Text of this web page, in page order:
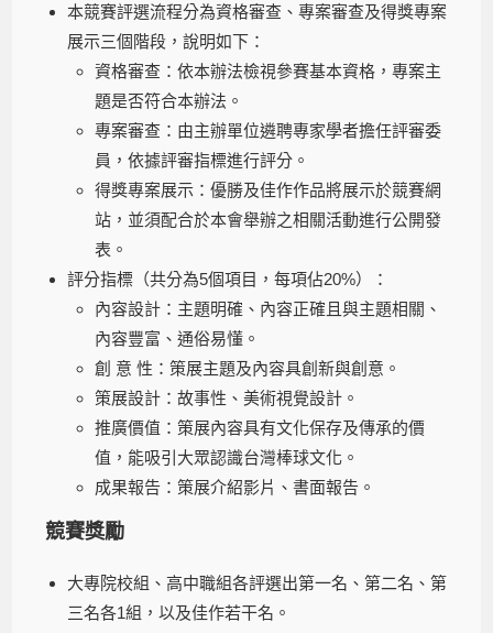
本競賽評選流程分為資格審查、專案審查及得獎專案
展示三個階段，說明如下：
資格審查：依本辦法檢視參賽基本資格，專案主
題是否符合本辦法。
專案審查：由主辦單位遴聘專家學者擔任評審委
員，依據評審指標進行評分。
得獎專案展示：優勝及佳作作品將展示於競賽網
站，並須配合於本會舉辦之相關活動進行公開發
表。
評分指標（共分為5個項目，每項佔20%）：
內容設計：主題明確、內容正確且與主題相關、
內容豐富、通俗易懂。
創 意 性：策展主題及內容具創新與創意。
策展設計：故事性、美術視覺設計。
推廣價值：策展內容具有文化保存及傳承的價
值，能吸引大眾認識台灣棒球文化。
成果報告：策展介紹影片、書面報告。
競賽獎勵
大專院校組、高中職組各評選出第一名、第二名、第
三名各1組，以及佳作若干名。